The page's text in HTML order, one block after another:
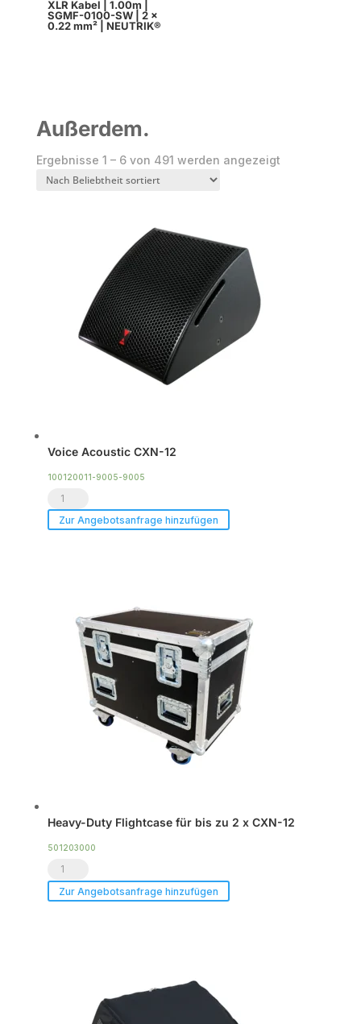
XLR Kabel | 1.00m |
SGMF-0100-SW | 2 x
0.22 mm² | NEUTRIK®
Außerdem.
Ergebnisse 1 – 6 von 491 werden angezeigtNach
Voice Acoustic CXN-12
100120011-9005-9005
Voice
Acoustic
Zur Angebotsanfrage hinzufügen
Heavy-Duty Flightcase für bis zu 2 x CXN-12
501203000
Heavy-
Duty
Zur Angebotsanfrage hinzufügen